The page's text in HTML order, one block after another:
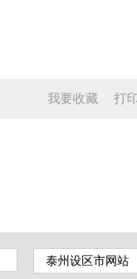
我要收藏 打
泰州设区市网站